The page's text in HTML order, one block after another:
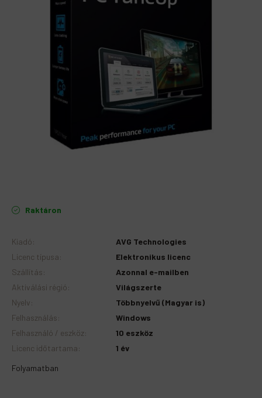
Raktáron
Kiadó:
AVG Technologies
Licenc típusa:
Elektronikus licenc
Szállítás:
Azonnal e-mailben
Aktiválási régió:
Világszerte
Nyelv:
Többnyelvű (Magyar is)
Felhasználás:
Windows
Felhasználó / eszköz:
10 eszköz
Licenc időtartama:
1 év
Folyamatban